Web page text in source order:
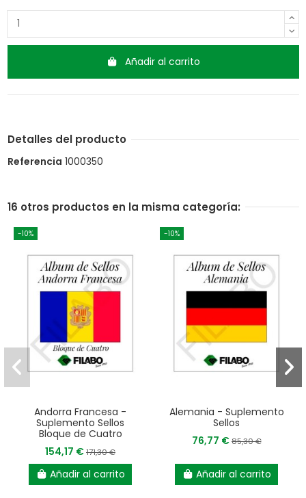
Añadir al carrito
Detalles del producto
Referencia 1000350
16 otros productos en la misma categoría:
-10%
Andorra Francesa -
Suplemento Sellos
Bloque de Cuatro
154,17 €171,30 €
Añadir al carrito
-10%
Alemania - Suplemento
Sellos
76,77 €85,30 €
Añadir al carrito